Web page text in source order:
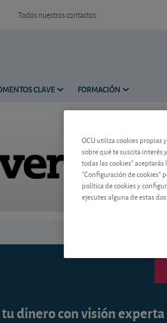
Todos nuestros contactos
CLAVE FORMACIÓN
Tiempo de lectura: 4
dinero con visión experta
OCU utiliza cookies propias
sobre qué te suscita interés
todas las cookies"
"Configuración de cookies"
política de cookies y
ejecutes alguna de estas